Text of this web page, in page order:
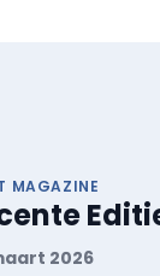
MAGAZINE
2026